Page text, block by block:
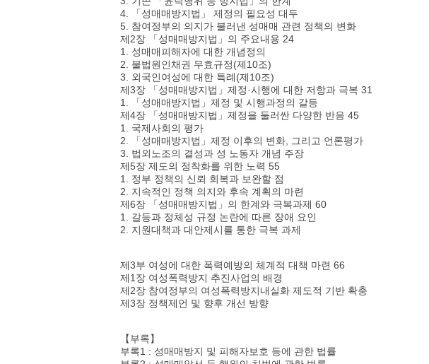
4. 「성매매방지법」 제정의 필요성 대두
5. 참여정부의 의지가 불러낸 성매매 관련 정책의 변화
제2장 「성매매방지법」의 주요내용 24
1. 성매매피해자에 대한 개념정의
2. 불법원인채권 무효규정(제10조)
3. 외국인여성에 대한 특례(제10조)
제3장 「성매매방지법」제정·시행에 대한 저항과 극복 31
1. 「성매매방지법」제정 및 시행과정의 갈등
제4장 「성매매방지법」제정을 둘러싼 다양한 반응 45
1. 국제사회의 평가
2. 「성매매방지법」제정 이후의 변화, 그리고 언론평가
3. 법외노조의 결성과 성 노동자 개념 주장
제5장 제도의 정착화를 위한 노력 55
1. 정부 정책의 신뢰 회복과 보완할 점
2. 지속적인 정책 의지와 후속 계획의 마련
제6장 「성매매방지법」의 한계와 극복과제 60
1. 갈등과 정체성 규정 논란에 따른 장애 요인
2. 지원대책과 대안제시를 통한 극복 과제
제3부 여성에 대한 폭력예방의 체계적 대책 마련 66
제1장 여성폭력방지 추진사업의 배경
제2장 참여정부의 여성폭력방지내실화 제도적 기반 확충
제3장 정책제언 및 향후 개선 방향
【부록】
부록1 : 성매매방지 및 피해자보호 등에 관한 법률